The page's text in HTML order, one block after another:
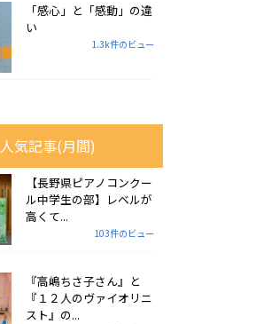
「感心」と「感動」の違
い
1.3k件のビュー
人気記事(月間)
【長野県ピアノコンクー
ル中学生の部】レベルが
高くて...
103件のビュー
『高嶋ちさ子さん』と
『１２人のヴァイオリニ
スト』の...